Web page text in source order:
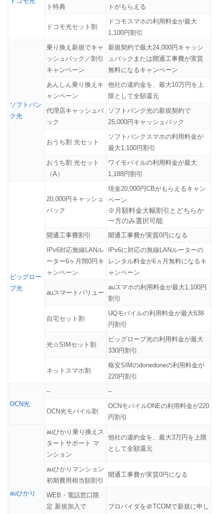
ト特典
トがもらえる
ドコモ光セット割
ドコモスマホの利用料金が最大
1,100円割引
ソフトバン
ク光
乗り換え新規でキャ
ッシュバック／割引
キャンペーン
新規契約で最大24,000円キャッシ
ュバックまたは開通工事費が実質
無料になるキャンペーン
あんしん乗り換えキ
ャンペーン
他社の違約金を、最大10万円を上
限として全額還元
代理店キャッシュバ
ック
ソフトバンク光の新規契約で
25,000円キャッシュバック
おうち割 光セット
ソフトバンクスマホの利用料金が
最大1,100円割引
おうち割 光セット
（A）
ワイモバイルの利用料金が最大
1,188円割引
ビッグロー
ブ光
20,000円キャッシュ
バック
現金20,000円CBがもらえるキャン
ペーン
※月額料金大幅割引とどちらか
一方のみ選択可能
開通工事費割引
開通工事費が実質0円になる
IPv6対応無線LANル
ーター6ヶ月間0円キ
ャンペーン
IPv6に対応の無線LANルーターの
レンタル料金が6ヵ月無料になるキ
ャンペーン
auスマートバリュー
auスマホの利用料金が最大1,100円
割引
自宅セット割
UQモバイルの利用料金が最大638
円割引
光☆SIMセット割
ビッグローブ光の利用料金が最大
330円割引
ネットスマホ割
格安SIMのdonedoneの利用料金が
220円割引
OCN光
– –
OCN光モバイル割
OCNモバイルONEの利用料金が220
円割引
auひかり
auひかり乗り換えス
タートサポート マ
ンション
他社の違約金を、最大3万円を上限
として全額還元
auひかりマンション
初期費用相当額割引
開通工事費が実質0円になる
WEB・電話窓口限
定 新規加入で
プロバイダを＠TCOMで新規に申し